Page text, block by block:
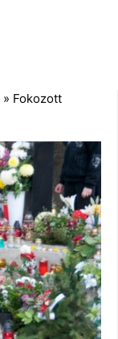
» Fokozott